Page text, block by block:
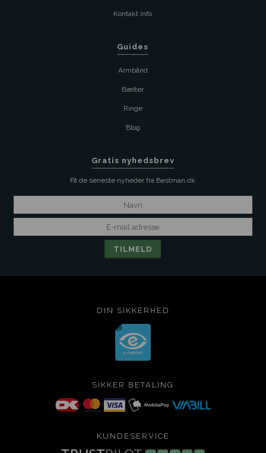
Kontakt info
Guides
Armbånd
Bælter
Ringe
Blog
Gratis nyhedsbrev
Få de seneste nyheder fra Bestman.dk
DIN SIKKERHED
SIKKER BETALING
KUNDESERVICE